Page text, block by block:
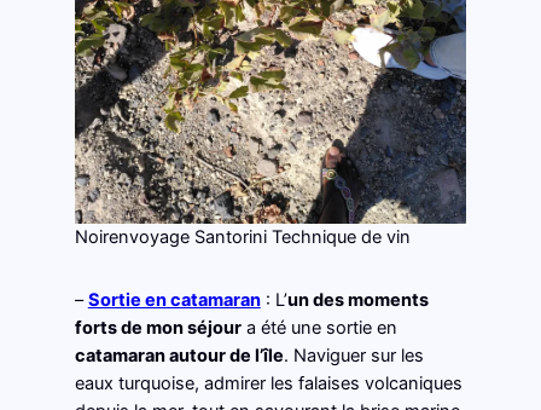
Noirenvoyage Santorini Technique de vin
–Sortie en catamaran: L’un des moments
forts de mon séjoura été une sortie en
catamaran autour de l’île. Naviguer sur les
eaux turquoise, admirer les falaises volcaniques